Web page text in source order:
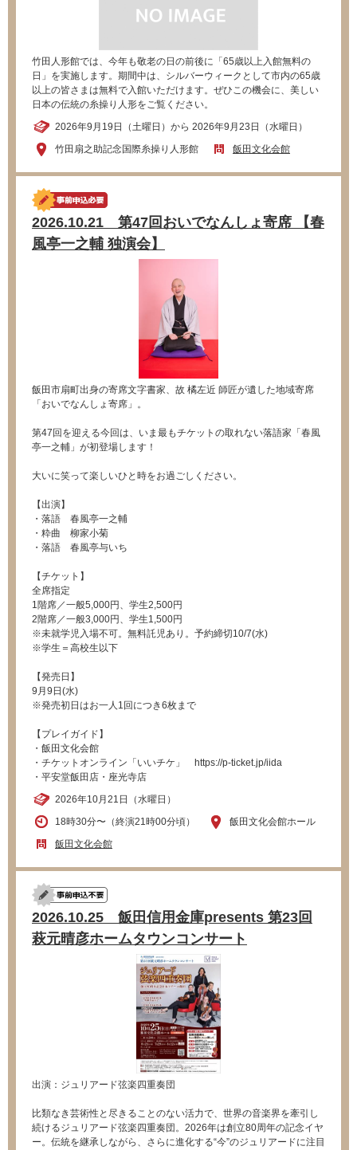
竹田人形館では、今年も敬老の日の前後に「65歳以上入館無料の
日」を実施します。期間中は、シルバーウィークとして市内の65歳
以上の皆さまは無料で入館いただけます。ぜひこの機会に、美しい
日本の伝統の糸操り人形をご覧ください。
2026年9月19日（土曜日）から 2026年9月23日（水曜日）
竹田扇之助記念国際糸操り人形館
飯田文化会館
2026.10.21 第47回おいでなんしょ寄席 【春
風亭一之輔 独演会】
飯田市扇町出身の寄席文字書家、故 橘左近 師匠が遺した地域寄席
「おいでなんしょ寄席」。
第47回を迎える今回は、いま最もチケットの取れない落語家「春風
亭一之輔」が初登場します！
大いに笑って楽しいひと時をお過ごしください。
【出演】
・落語 春風亭一之輔
・粋曲 柳家小菊
・落語 春風亭与いち
【チケット】
全席指定
1階席／一般5,000円、学生2,500円
2階席／一般3,000円、学生1,500円
※未就学児入場不可。無料託児あり。予約締切10/7(水)
※学生＝高校生以下
【発売日】
9月9日(水)
※発売初日はお一人1回につき6枚まで
【プレイガイド】
・飯田文化会館
・チケットオンライン「いいチケ」 https://p-ticket.jp/iida
・平安堂飯田店・座光寺店
2026年10月21日（水曜日）
18時30分〜（終演21時00分頃）
飯田文化会館ホール
飯田文化会館
2026.10.25 飯田信用金庫presents 第23回
萩元晴彦ホームタウンコンサート
出演：ジュリアード弦楽四重奏団
比類なき芸術性と尽きることのない活力で、世界の音楽界を牽引し
続けるジュリアード弦楽四重奏団。2026年は創立80周年の記念イヤ
ー。伝統を継承しながら、さらに進化する“今”のジュリアードに注目